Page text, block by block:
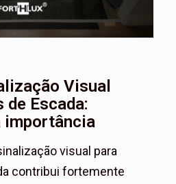
Visual
de Escada:
importância
visual para
contribui fortemente